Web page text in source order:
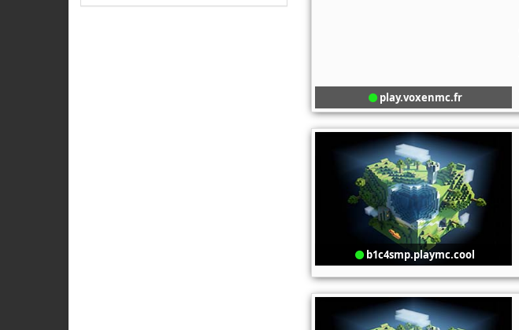
play.voxenmc.fr
b1c4smp.playmc.cool